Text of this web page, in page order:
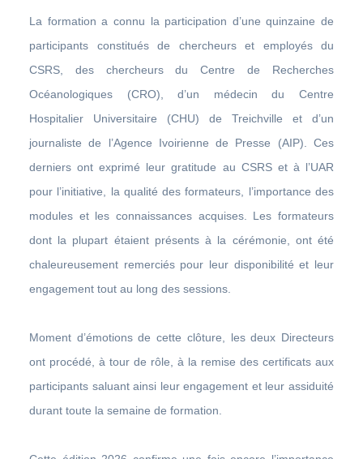
La formation a connu la participation d’une quinzaine de
participants constitués de chercheurs et employés du
CSRS, des chercheurs du Centre de Recherches
Océanologiques (CRO), d’un médecin du Centre
Hospitalier Universitaire (CHU) de Treichville et d’un
journaliste de l’Agence Ivoirienne de Presse (AIP). Ces
derniers ont exprimé leur gratitude au CSRS et à l’UAR
pour l’initiative, la qualité des formateurs, l’importance des
modules et les connaissances acquises. Les formateurs
dont la plupart étaient présents à la cérémonie, ont été
chaleureusement remerciés pour leur disponibilité et leur
engagement tout au long des sessions.
Moment d’émotions de cette clôture, les deux Directeurs
ont procédé, à tour de rôle, à la remise des certificats aux
participants saluant ainsi leur engagement et leur assiduité
durant toute la semaine de formation.